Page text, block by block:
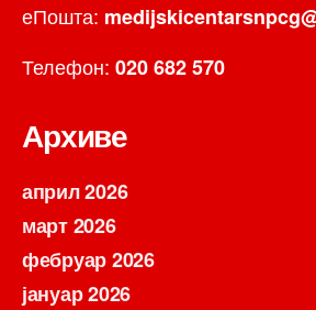
еПошта:
Телефон: 020 682 570
Архиве
април 2026
март 2026
фебруар 2026
јануар 2026